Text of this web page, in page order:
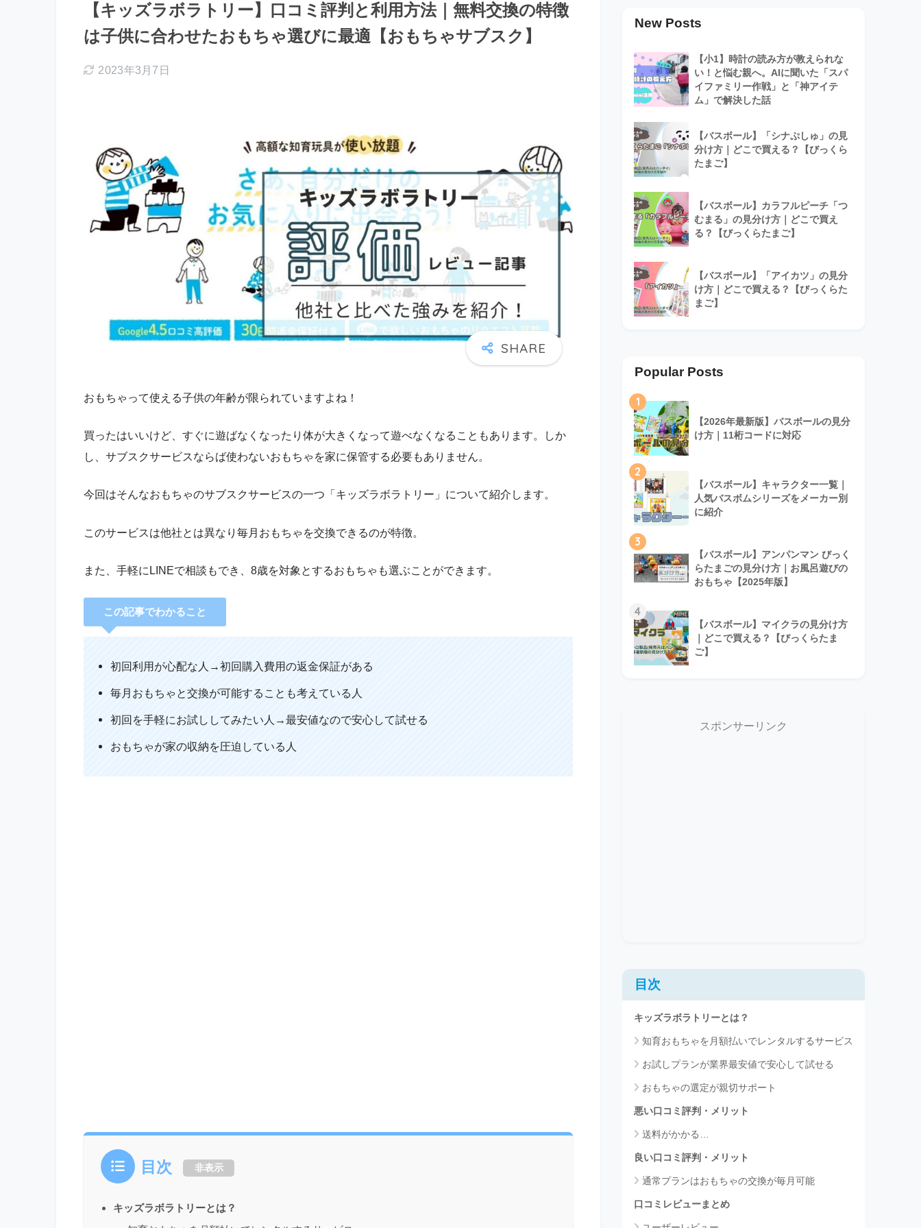
【キッズラボラトリー】口コミ評判と利用方法｜無料交換の特徴
は子供に合わせたおもちゃ選びに最適【おもちゃサブスク】
2023年3月7日
おもちゃって使える子供の年齢が限られていますよね！
買ったはいいけど、すぐに遊ばなくなったり体が大きくなって遊べなくなることもあります。しか
し、サブスクサービスならば使わないおもちゃを家に保管する必要もありません。
今回はそんなおもちゃのサブスクサービスの一つ「キッズラボラトリー」について紹介します。
このサービスは他社とは異なり 毎月おもちゃを交換できるのが特徴。
また、手軽にLINEで相談もでき、8歳を対象とするおもちゃも選ぶことができます。
この記事でわかること
初回利用が心配な人→初回購入費用の返金保証がある
毎月おもちゃと交換が可能することも考えている人
初回を手軽にお試ししてみたい人→最安値なので安心して試せる
おもちゃが家の収納を圧迫している人
目次 非表示
キッズラボラトリーとは？
New Posts
【小1】時計の読み方が教えられな
い！と悩む親へ。AIに聞いた「スパ
イファミリー作戦」と「神アイテ
ム」で解決した話
【バスボール】「シナぷしゅ」の見
分け方｜どこで買える？【びっくら
たまご】
【バスボール】カラフルピーチ「つ
むまる」の見分け方｜どこで買え
る？【びっくらたまご】
【バスボール】「アイカツ」の見分
け方｜どこで買える？【びっくらた
まご】
Popular Posts
1
【2026年最新版】バスボールの見分
け方｜11桁コードに対応
2
【バスボール】キャラクター一覧｜
人気バスボムシリーズをメーカー別
に紹介
3
【バスボール】アンパンマン びっく
らたまごの見分け方｜お風呂遊びの
おもちゃ【2025年版】
4
【バスボール】マイクラの見分け方
｜どこで買える？【びっくらたま
ご】
スポンサーリンク
目次
キッズラボラトリーとは？
知育おもちゃを月額払いでレンタルするサービス
お試しプランが業界最安値で安心して試せる
おもちゃの選定が親切サポート
悪い口コミ評判・メリット
送料がかかる…
良い口コミ評判・メリット
通常プランはおもちゃの交換が毎月可能
口コミレビューまとめ